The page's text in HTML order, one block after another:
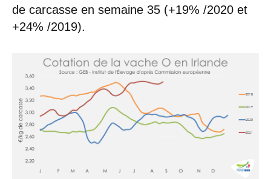
de carcasse en semaine 35 (+19% /2020 et
+24% /2019).